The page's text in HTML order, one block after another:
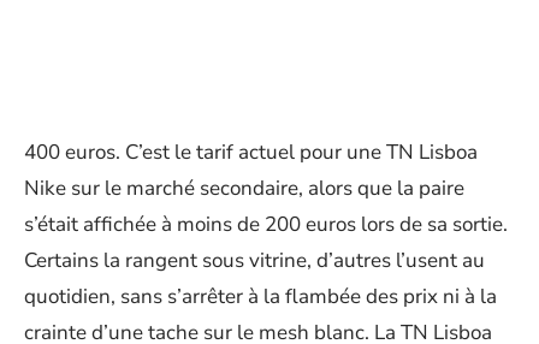
400 euros. C’est le tarif actuel pour une TN Lisboa
Nike sur le marché secondaire, alors que la paire
s’était affichée à moins de 200 euros lors de sa sortie.
Certains la rangent sous vitrine, d’autres l’usent au
quotidien, sans s’arrêter à la flambée des prix ni à la
crainte d’une tache sur le mesh blanc. La TN Lisboa